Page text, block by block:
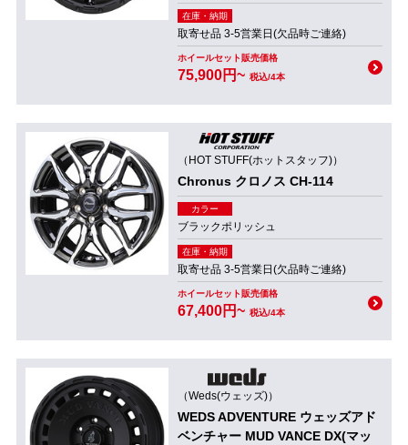
在庫・納期
取寄せ品 3-5営業日(欠品時ご連絡)
ホイールセット販売価格
75,900円~ 税込/4本
（HOT STUFF(ホットスタッフ)）
Chronus クロノス CH-114
カラー
ブラックポリッシュ
在庫・納期
取寄せ品 3-5営業日(欠品時ご連絡)
ホイールセット販売価格
67,400円~ 税込/4本
（Weds(ウェッズ)）
WEDS ADVENTURE ウェッズアド
ベンチャー MUD VANCE DX(マッ